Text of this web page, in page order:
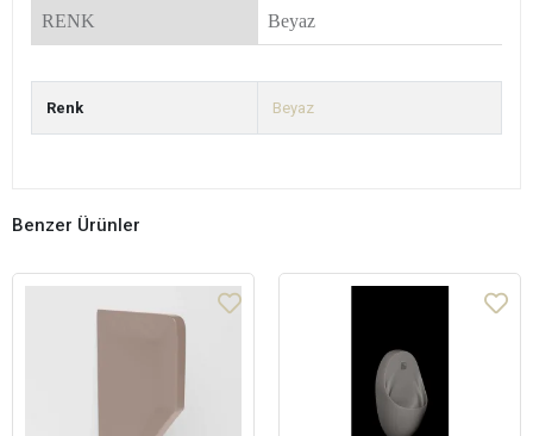
RENK Beyaz
Renk Beyaz
Benzer Ürünler